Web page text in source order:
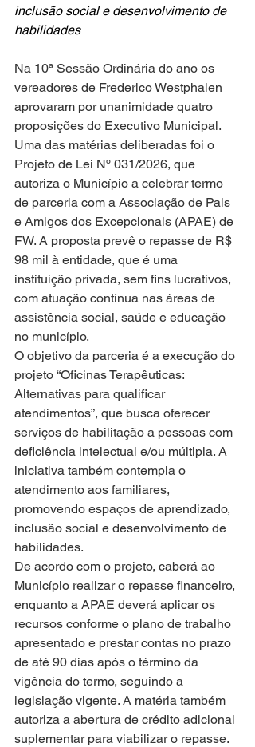
inclusão social e desenvolvimento de
habilidades
Na 10ª Sessão Ordinária do ano os
vereadores de Frederico Westphalen
aprovaram por unanimidade quatro
proposições do Executivo Municipal.
Uma das matérias deliberadas foi o
Projeto de Lei Nº 031/2026, que
autoriza o Município a celebrar termo
de parceria com a Associação de Pais
e Amigos dos Excepcionais (APAE) de
FW. A proposta prevê o repasse de R$
98 mil à entidade, que é uma
instituição privada, sem fins lucrativos,
com atuação contínua nas áreas de
assistência social, saúde e educação
no município.
O objetivo da parceria é a execução do
projeto “Oficinas Terapêuticas:
Alternativas para qualificar
atendimentos”, que busca oferecer
serviços de habilitação a pessoas com
deficiência intelectual e/ou múltipla. A
iniciativa também contempla o
atendimento aos familiares,
promovendo espaços de aprendizado,
inclusão social e desenvolvimento de
habilidades.
De acordo com o projeto, caberá ao
Município realizar o repasse financeiro,
enquanto a APAE deverá aplicar os
recursos conforme o plano de trabalho
apresentado e prestar contas no prazo
de até 90 dias após o término da
vigência do termo, seguindo a
legislação vigente. A matéria também
autoriza a abertura de crédito adicional
suplementar para viabilizar o repasse.